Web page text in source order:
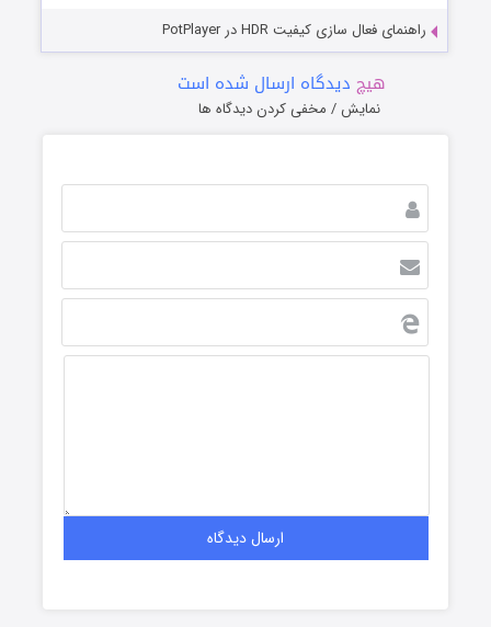
راهنمای فعال سازی کیفیت HDR در PotPlayer
هیچ دیدگاه ارسال شده است
نمایش / مخفی کردن دیدگاه ها